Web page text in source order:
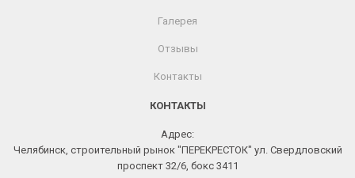
Галерея
Отзывы
Контакты
КОНТАКТЫ
Адрес:
Челябинск, строительный рынок "ПЕРЕКРЕСТОК" ул. Свердловский
проспект 32/6, бокс 3411